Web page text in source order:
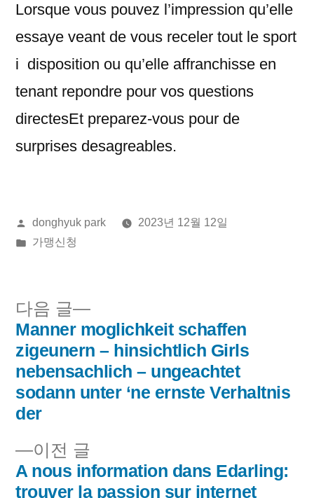
Lorsque vous pouvez l’impression qu’elle
essaye veant de vous receler tout le sport
i disposition ou qu’elle affranchisse en
tenant repondre pour vos questions
directesEt preparez-vous pour de
surprises desagreables.
올
린
donghyuk park
2023년 12월 12일
게
가맹신청
글
내
비
이
이전 글
전
글:
A nous information dans Edarling:
trouver la passion sur internet
다음 글
다
음
글:
Manner moglichkeit schaffen
zigeunern – hinsichtlich Girls
nebensachlich – ungeachtet
sodann unter ‘ne ernste Verhaltnis
der